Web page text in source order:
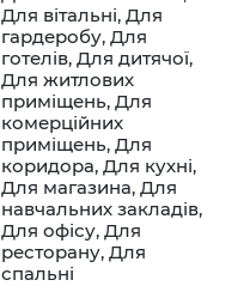
Для вітальні, Для
гардеробу, Для
готелів, Для дитячої,
Для житлових
приміщень, Для
комерційних
приміщень, Для
коридора, Для кухні,
Для магазина, Для
навчальних закладів,
Для офісу, Для
ресторану, Для
спальні